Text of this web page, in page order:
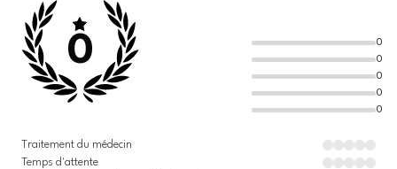
0
0
0
0
0
0
Traitement du médecin
Temps d'attente